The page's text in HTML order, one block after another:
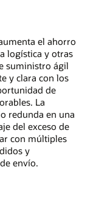
el ahorro
logística y otras
suministro ágil
y clara con los
de
La
redunda en una
del exceso de
con múltiples
y
envío.